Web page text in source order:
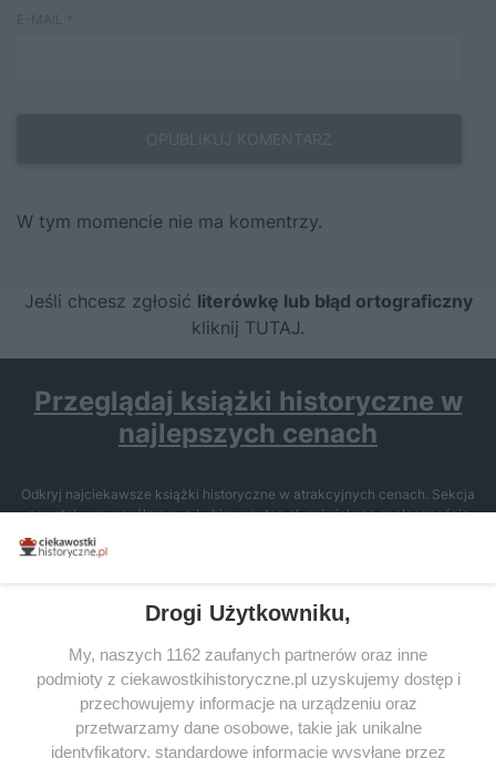
W tym momencie nie ma komentrzy.
Jeśli chcesz zgłosić literówkę lub błąd ortograficzny
kliknij TUTAJ.
Przeglądaj książki historyczne w
najlepszych cenach
Odkryj najciekawsze książki historyczne w atrakcyjnych cenach. Sekcja
powstała we współpracy z Lubimyczytac.pl, największą społecznością
miłośników literatury w Polsce – dzięki temu możesz wybierać spośród
tytułów najwyżej ocenianych przez czytelników.
SERWIS
SPOŁECZNOŚĆ
Drogi Użytkowniku,
My, naszych 1162 zaufanych partnerów oraz inne
podmioty z ciekawostkihistoryczne.pl uzyskujemy dostęp i
przechowujemy informacje na urządzeniu oraz
przetwarzamy dane osobowe, takie jak unikalne
identyfikatory, standardowe informacje wysyłane przez